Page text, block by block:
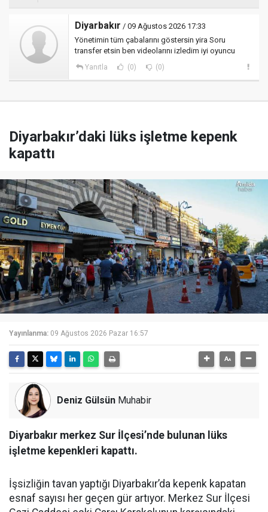
Diyarbakır / 09 Ağustos 2026 17:33
Yönetimin tüm çabalarını göstersin yira Soru
transfer etsin ben videolarını izledim iyi oyuncu
Yanıtla (0) (0)
Diyarbakır’daki lüks işletme kepenk
kapattı
Yayınlanma: 09 Ağustos 2026 Pazar 16:57
Deniz Gülsün Muhabir
Diyarbakır merkez Sur İlçesi’nde bulunan lüks
işletme kepenkleri kapattı.
İşsizliğin tavan yaptığı Diyarbakır’da kepenk kapatan
esnaf sayısı her geçen gür artıyor. Merkez Sur İlçesi